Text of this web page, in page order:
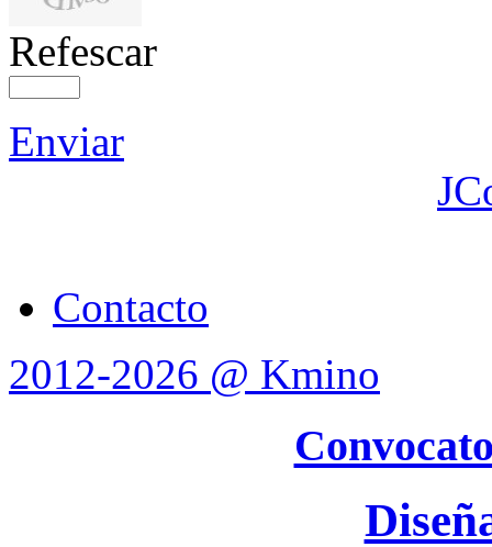
Refescar
Enviar
Contacto
2012-2026 @ Kmino